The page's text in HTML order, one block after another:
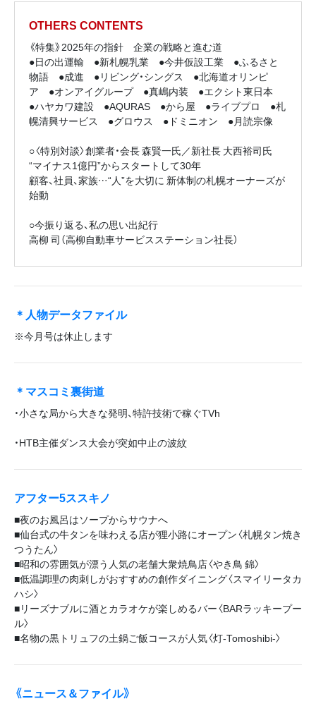
OTHERS CONTENTS
《特集》2025年の指針 企業の戦略と進む道
●日の出運輸 ●新札幌乳業 ●今井仮設工業 ●ふるさと
物語 ●成進 ●リビング・シングス ●北海道オリンピ
ア ●オンアイグループ ●真嶋内装 ●エクシト東日本
●ハヤカワ建設 ●AQURAS ●から屋 ●ライブプロ ●札
幌清興サービス ●グロウス ●ドミニオン ●月読宗像
○〈特別対談〉創業者・会長 森賢一氏／新社長 大西裕司氏
“マイナス1億円”からスタートして30年
顧客、社員、家族…“人”を大切に 新体制の札幌オーナーズが
始動
○今振り返る、私の思い出紀行
高柳 司（高柳自動車サービスステーション社長）
＊人物データファイル
※今月号は休止します
＊マスコミ裏街道
・小さな局から大きな発明、特許技術で稼ぐTVh
・HTB主催ダンス大会が突如中止の波紋
アフター5ススキノ
■夜のお風呂はソープからサウナへ
■仙台式の牛タンを味わえる店が狸小路にオープン〈札幌タン焼き
つうたん〉
■昭和の雰囲気が漂う人気の老舗大衆焼鳥店〈やき鳥 錦〉
■低温調理の肉刺しがおすすめの創作ダイニング〈スマイリータカ
ハシ〉
■リーズナブルに酒とカラオケが楽しめるバー〈BARラッキープー
ル〉
■名物の黒トリュフの土鍋ご飯コースが人気〈灯‐Tomoshibi‐〉
《ニュース＆ファイル》